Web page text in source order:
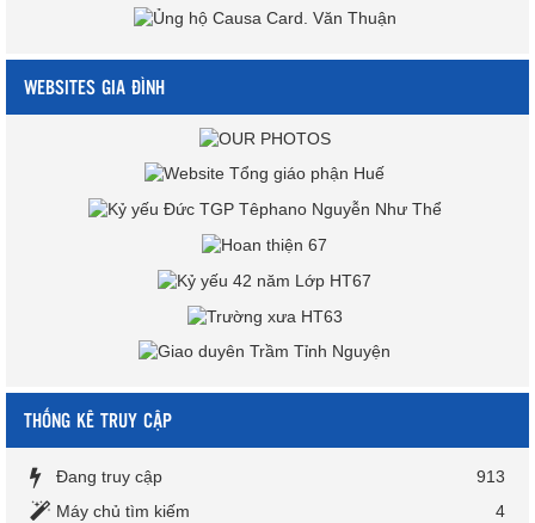
WEBSITES GIA ĐÌNH
THỐNG KÊ TRUY CẬP
Đang truy cập
913
Máy chủ tìm kiếm
4